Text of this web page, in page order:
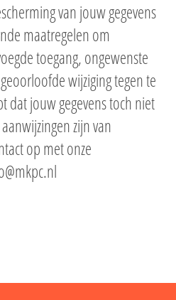
van jouw gegevens
maatregelen om
toegang, ongewenste
wijziging tegen te
dat jouw gegevens toch niet
zijn van
op met onze